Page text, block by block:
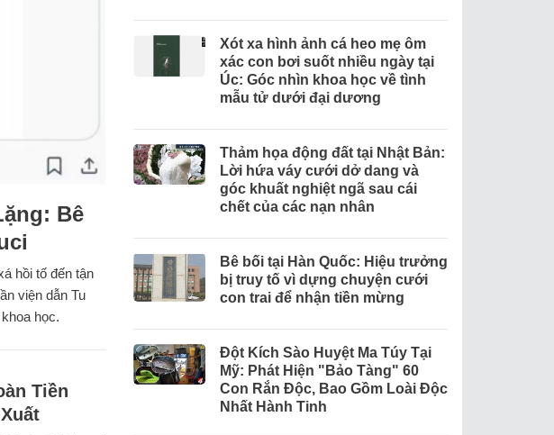
Bê
hồi tố đến tận
viện dẫn Tu
học.
Tiền
Xót xa hình ảnh cá heo mẹ ôm
xác con bơi suốt nhiều ngày tại
Úc: Góc nhìn khoa học về tình
mẫu tử dưới đại dương
Thảm họa động đất tại Nhật Bản:
Lời hứa váy cưới dở dang và
góc khuất nghiệt ngã sau cái
chết của các nạn nhân
Bê bối tại Hàn Quốc: Hiệu trưởng
bị truy tố vì dựng chuyện cưới
con trai để nhận tiền mừng
Đột Kích Sào Huyệt Ma Túy Tại
Mỹ: Phát Hiện "Bảo Tàng" 60
Con Rắn Độc, Bao Gồm Loài Độc
Nhất Hành Tinh